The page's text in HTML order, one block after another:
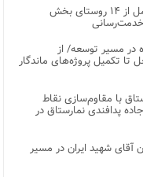
بازدید میدانی فرماندار آمل از ۱۴ روستای بخش
در مسیر توسعه/ از
ساحل تا تکمیل پروژه‌های ماندگار
با مقاوم‌سازی نقاط
پدافندی نمارستاق در
آقای شهید ایران در مسیر